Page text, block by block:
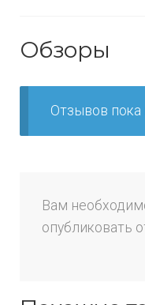
Обзоры
Отзывов пока
Вам
опубликовать